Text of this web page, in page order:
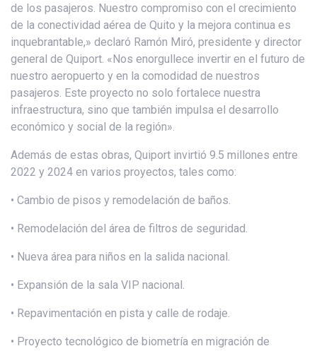
de los pasajeros. Nuestro compromiso con el crecimiento
de la conectividad aérea de Quito y la mejora continua es
inquebrantable,» declaró Ramón Miró, presidente y director
general de Quiport. «Nos enorgullece invertir en el futuro de
nuestro aeropuerto y en la comodidad de nuestros
pasajeros. Este proyecto no solo fortalece nuestra
infraestructura, sino que también impulsa el desarrollo
económico y social de la región».
Además de estas obras, Quiport invirtió 9.5 millones entre
2022 y 2024 en varios proyectos, tales como:
• Cambio de pisos y remodelación de baños.
• Remodelación del área de filtros de seguridad.
• Nueva área para niños en la salida nacional.
• Expansión de la sala VIP nacional.
• Repavimentación en pista y calle de rodaje.
• Proyecto tecnológico de biometría en migración de